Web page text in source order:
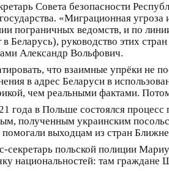
Совета безопасности
«Миграционная
пограничных ведомств, и по
Беларусь), руководство этих
Александр Вольфович.
что взаимные упрёки не
в адрес Беларуси в
чем реальными фактами.
года в Польше состоялся
полученным украинским
выходцам из стран
секретарь польской полиции
национальностей: там